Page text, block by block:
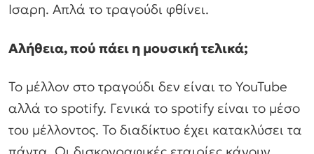
Ισαρη. Απλά το τραγούδι φθίνει.
Αλήθεια, πού πάει η μουσική τελικά;
Το μέλλον στο τραγούδι δεν είναι το YouTube
αλλά το spotify. Γενικά το spotify είναι το μέσο
του μέλλοντος. Το διαδίκτυο έχει κατακλύσει τα